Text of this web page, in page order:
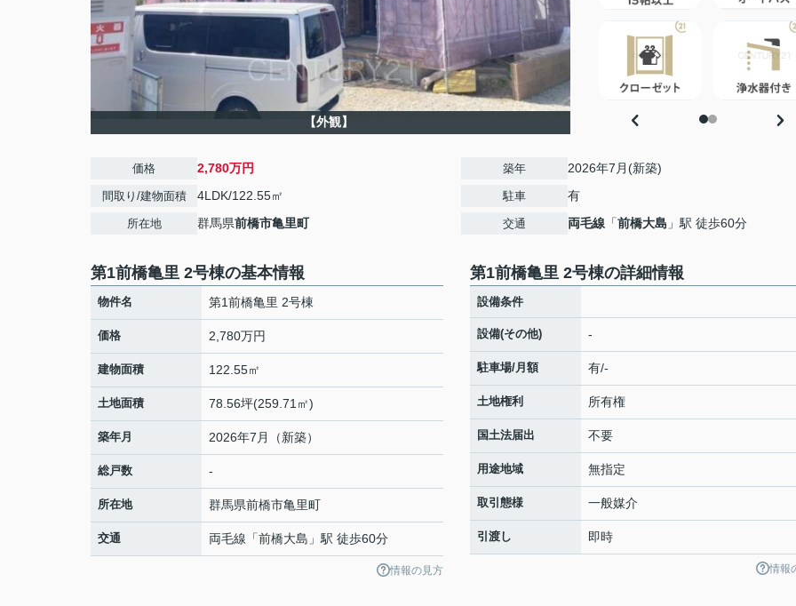
【外観】
価格 2,780万円
間取り/建物面積 4LDK/122.55㎡
所在地 群馬県前橋市亀里町
築年 2026年7月(新築)
駐車 有
交通 両毛線 「前橋大島 」駅 徒歩60分
第1前橋亀里 2号棟の基本情報
物件名 第1前橋亀里 2号棟
価格 2,780万円
建物面積 122.55㎡
土地面積 78.56坪(259.71㎡)
築年月 2026年7月（新築）
総戸数 -
所在地 群馬県前橋市亀里町
交通 両毛線 「前橋大島 」駅 徒歩60分
情報の見方
第1前橋亀里 2号棟の詳細情報
設備条件
設備(その他) -
駐車場/月額 有/-
土地権利 所有権
国土法届出 不要
用途地域 無指定
取引態様 一般媒介
引渡し 即時
情報